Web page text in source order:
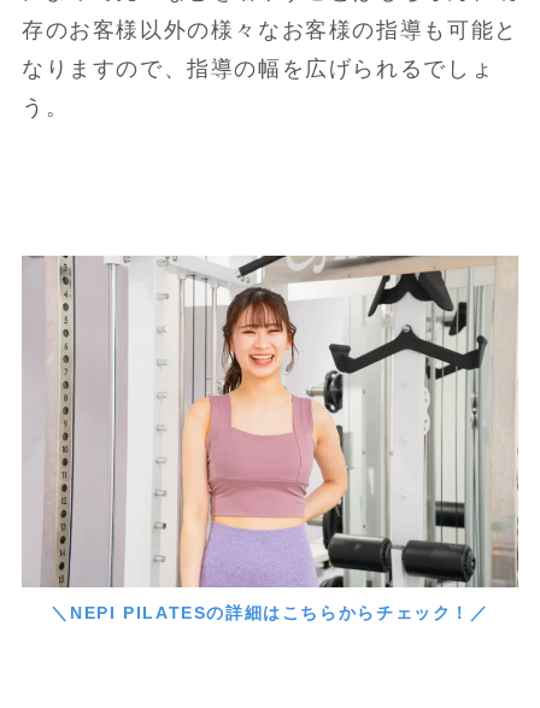
存のお客様以外の様々なお客様の指導も可能と
なりますので、指導の幅を広げられるでしょ
う。
＼NEPI PILATESの詳細はこちらからチェック！／